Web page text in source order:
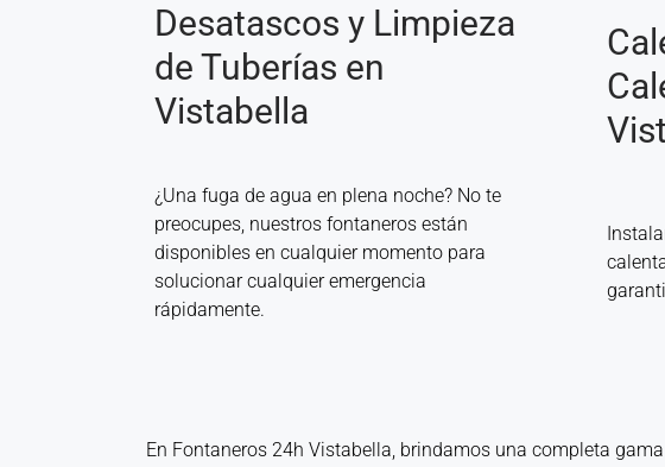
Desatascos y Limpieza
de Tuberías en
Vistabella
¿Una fuga de agua en plena noche? No te
preocupes, nuestros fontaneros están
disponibles en cualquier momento para
solucionar cualquier emergencia
rápidamente.
En Fontaneros 24h Vistabella, brindamos una completa